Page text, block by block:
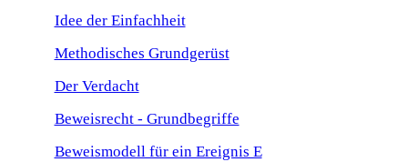
Idee der Einfachheit
Methodisches Grundgerüst
Der Verdacht
Beweisrecht - Grundbegriffe
Beweismodell für ein Ereignis E